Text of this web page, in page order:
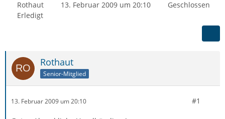
Rothaut 13. Februar 2009 um 20:10
Geschlossen
Erledigt
Rothaut
Senior-Mitglied
13. Februar 2009 um 20:10 #1